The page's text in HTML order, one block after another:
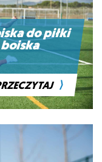
do piłki
boiska
⟩